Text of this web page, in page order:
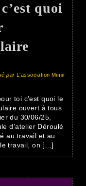
quoi
parL'association Mimir
toi c’est quoi le
ouvert à tous
du 30/06/25,
d’atelier Déroulé
au travail et au
travail, on […]